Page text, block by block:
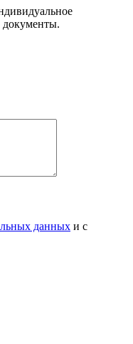
данных и с